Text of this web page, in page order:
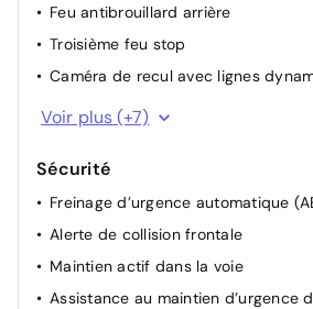
Feu antibrouillard arrière
Troisième feu stop
Caméra de recul avec lignes
Capteurs de stationnement arrière
Rétroviseurs couleur carrosserie
intégrés
Essuie-glace avant sans cadre
Essuie-glace arrière
Kit de réparation pneumatique
Voir plus (+7)
Sécurité
Freinage d’urgence automatique
Alerte de collision frontale
Maintien actif dans la voie
Assistance au maintien d’urgence